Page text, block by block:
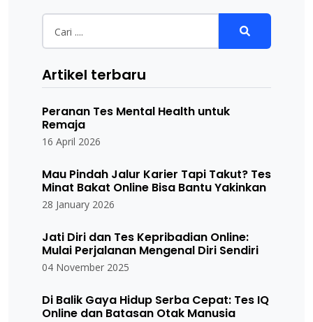
Artikel terbaru
Peranan Tes Mental Health untuk
Remaja
16 April 2026
Mau Pindah Jalur Karier Tapi Takut? Tes
Minat Bakat Online Bisa Bantu Yakinkan
28 January 2026
Jati Diri dan Tes Kepribadian Online:
Mulai Perjalanan Mengenal Diri Sendiri
04 November 2025
Di Balik Gaya Hidup Serba Cepat: Tes IQ
Online dan Batasan Otak Manusia